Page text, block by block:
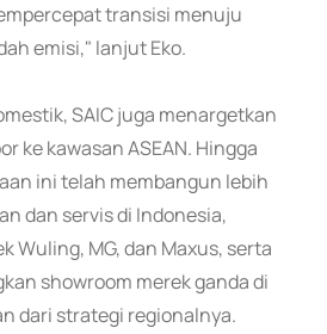
transisi menuju
emisi," lanjut Eko.
SAIC juga menargetkan
ke kawasan ASEAN. Hingga
ini telah membangun lebih
dan servis di Indonesia,
Wuling, MG, dan Maxus, serta
showroom merek ganda di
dari strategi regionalnya.